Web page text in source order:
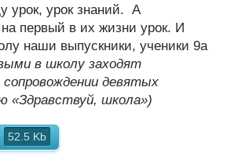
урок, урок знаний. А
на первый в их жизни урок. И
наши выпускники, ученики 9а
в школу заходят
сопровождении девятых
«Здравствуй, школа»)
52.5 Kb